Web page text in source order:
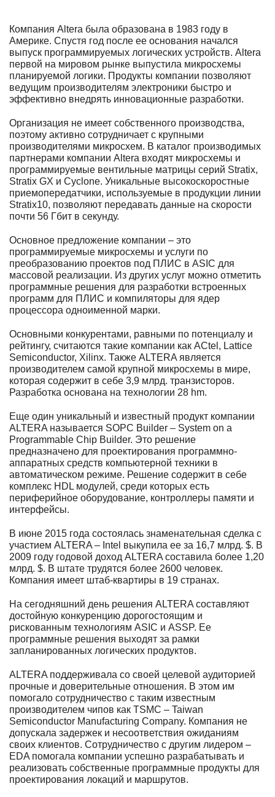
Компания Altera была образована в 1983 году в
Америке. Спустя год после ее основания начался
выпуск программируемых логических устройств. Altera
первой на мировом рынке выпустила микросхемы
планируемой логики. Продукты компании позволяют
ведущим производителям электроники быстро и
эффективно внедрять инновационные разработки.
Организация не имеет собственного производства,
поэтому активно сотрудничает с крупными
производителями микросхем. В каталог производимых
партнерами компании Altera входят микросхемы и
программируемые вентильные матрицы серий Stratix,
Stratix GX и Cyclone. Уникальные высокоскоростные
приемопередатчики, используемые в продукции линии
Stratix10, позволяют передавать данные на скорости
почти 56 Гбит в секунду.
Основное предложение компании – это
программируемые микросхемы и услуги по
преобразованию проектов под ПЛИС в ASIC для
массовой реализации. Из других услуг можно отметить
программные решения для разработки встроенных
программ для ПЛИС и компиляторы для ядер
процессора одноименной марки.
Основными конкурентами, равными по потенциалу и
рейтингу, считаются такие компании как ACtel, Lattice
Semiconductor, Xilinx. Также ALTERA является
производителем самой крупной микросхемы в мире,
которая содержит в себе 3,9 млрд. транзисторов.
Разработка основана на технологии 28 hm.
Еще один уникальный и известный продукт компании
ALTERA называется SOPC Builder – System on a
Programmable Chip Builder. Это решение
предназначено для проектирования программно-
аппаратных средств компьютерной техники в
автоматическом режиме. Решение содержит в себе
комплекс HDL модулей, среди которых есть
периферийное оборудование, контроллеры памяти и
интерфейсы.
В июне 2015 года состоялась знаменательная сделка с
участием ALTERA – Intel выкупила ее за 16,7 млрд. $. В
2009 году годовой доход ALTERA составила более 1,20
млрд. $. В штате трудятся более 2600 человек.
Компания имеет штаб-квартиры в 19 странах.
На сегодняшний день решения ALTERA составляют
достойную конкуренцию дорогостоящим и
рискованным технологиям ASIC и ASSP. Ее
программные решения выходят за рамки
запланированных логических продуктов.
ALTERA поддерживала со своей целевой аудиторией
прочные и доверительные отношения. В этом им
помогало сотрудничество с таким известным
производителем чипов как TSMC – Taiwan
Semiconductor Manufacturing Company. Компания не
допускала задержек и несоответствия ожиданиям
своих клиентов. Сотрудничество с другим лидером –
EDA помогала компании успешно разрабатывать и
реализовать собственные программные продукты для
проектирования локаций и маршрутов.